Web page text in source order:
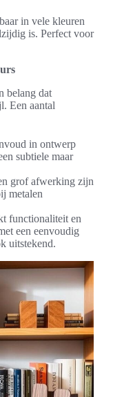
in vele kleuren
is. Perfect voor
belang dat
Een aantal
in ontwerp
subtiele maar
grof afwerking zijn
metalen
functionaliteit en
een eenvoudig
uitstekend.